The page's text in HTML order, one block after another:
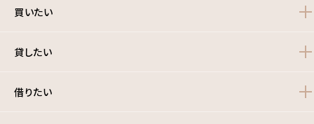
買いたい
貸したい
借りたい